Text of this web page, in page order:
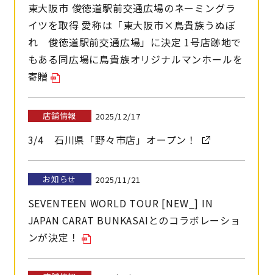
東⼤阪市 俊徳道駅前交通広場のネーミングラ
イツを取得 愛称は「東⼤阪市×⿃貴族うぬぼ
れ 俊徳道駅前交通広場」に決定 1号店跡地で
もある同広場に⿃貴族オリジナルマンホールを
寄贈
店舗情報 2025/12/17
3/4 石川県「野々市店」オープン！
お知らせ 2025/11/21
SEVENTEEN WORLD TOUR [NEW_] IN
JAPAN CARAT BUNKASAIとのコラボレーショ
ンが決定！